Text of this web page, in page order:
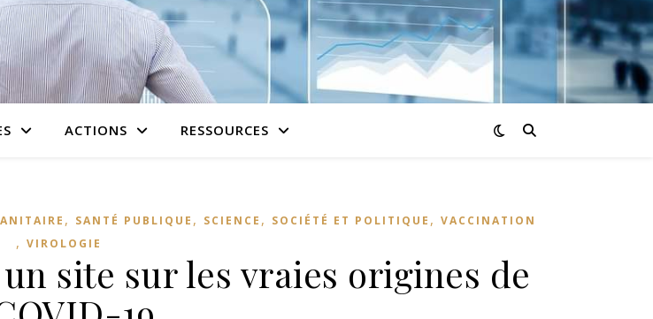
ACTIONS RESSOURCES
, SANTÉ PUBLIQUE , SCIENCE , SOCIÉTÉ ET POLITIQUE , VACCINATION
, VIROLOGIE
site sur les vraies origines de